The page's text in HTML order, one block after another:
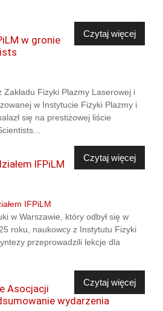
Czytaj więcej
w gronie
Fizyki Plazmy Laserowej i
w Instytucie Fizyki Plazmy i
się na prestiżowej liście
Czytaj więcej
IFPiLM
w Warszawie, który odbył się w
roku, naukowcy z Instytutu Fizyki
przeprowadzili lekcje dla
Czytaj więcej
Asocjacji
wydarzenia